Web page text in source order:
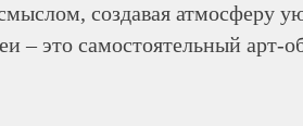
создавая атмосферу
– это самостоятельный арт-